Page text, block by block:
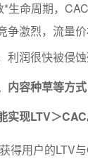
生命周期，
争激烈，流量
润很快被侵蚀
内容种草等方
现LTV＞CAC
得用户的LTV